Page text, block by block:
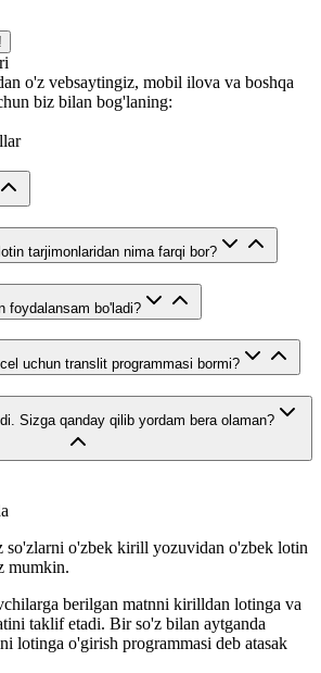
o'z vebsaytingiz, mobil ilova va boshqa
biz bilan bog'laning:
tarjimonlaridan nima farqi bor?
foydalansam bo'ladi?
uchun translit programmasi bormi?
Sizga qanday qilib yordam bera olaman?
so'zlarni o'zbek kirill yozuvidan o'zbek lotin
mumkin.
berilgan matnni kirilldan lotinga va
taklif etadi. Bir so'z bilan aytganda
lotinga o'girish programmasi deb atasak